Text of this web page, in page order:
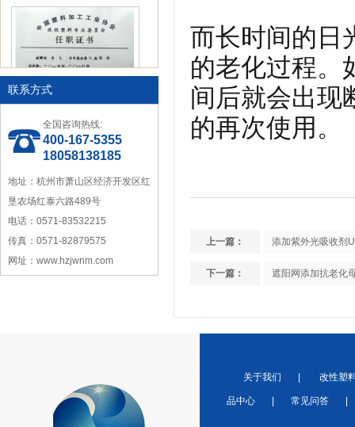
中国塑料加工工业协会理事
联系方式
全国咨询热线:
400-167-5355
18058138185
地址：杭州市萧山区经济开发区红
垦农场红泰六路489号
电话：0571-83532215
传真：0571-82879575
网址：www.hzjwnm.com
而长时间的日
的老化过程。
间后就会出现
的再次使用。
上一篇： 添加紫外光吸收剂
下一篇： 遮阳网添加抗老化
关于我们 | 改性塑
品中心 | 常见问答 |